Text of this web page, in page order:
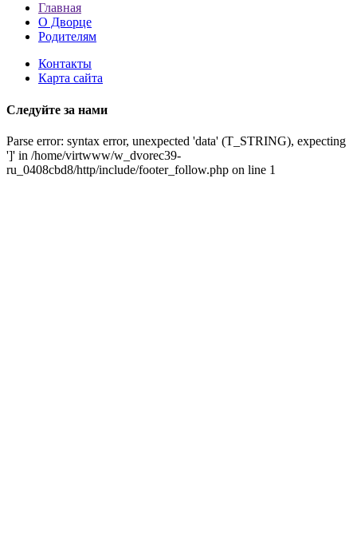
Главная
О Дворце
Родителям
Контакты
Карта сайта
Следуйте за нами
Parse error: syntax error, unexpected 'data' (T_STRING), expecting
']' in /home/virtwww/w_dvorec39-
ru_0408cbd8/http/include/footer_follow.php on line 1